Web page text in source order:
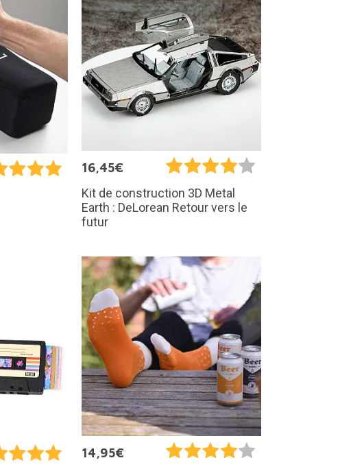
16,45€
Kit de construction 3D Metal
Earth : DeLorean Retour vers le
futur
14,95€